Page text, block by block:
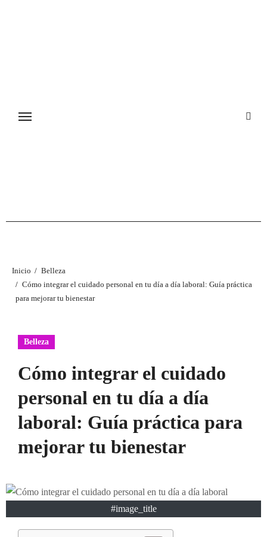
Inicio
Belleza
Cómo integrar el cuidado personal en tu día a día laboral: Guía práctica
para mejorar tu bienestar
Belleza
Cómo integrar el cuidado
personal en tu día a día
laboral: Guía práctica para
mejorar tu bienestar
#image_title